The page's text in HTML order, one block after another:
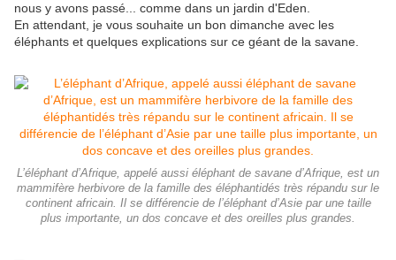
nous y avons passé... comme dans un jardin d'Eden.
En attendant, je vous souhaite un bon dimanche avec les
éléphants et quelques explications sur ce géant de la savane.
L’éléphant d’Afrique, appelé aussi éléphant de savane d’Afrique, est un
mammifère herbivore de la famille des éléphantidés très répandu sur le
continent africain. Il se différencie de l’éléphant d’Asie par une taille
plus importante, un dos concave et des oreilles plus grandes.